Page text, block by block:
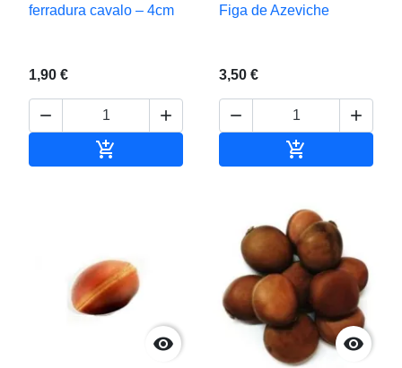
ferradura cavalo – 4cm
1,90 €
 

Figa de Azeviche
3,50 €
 

 